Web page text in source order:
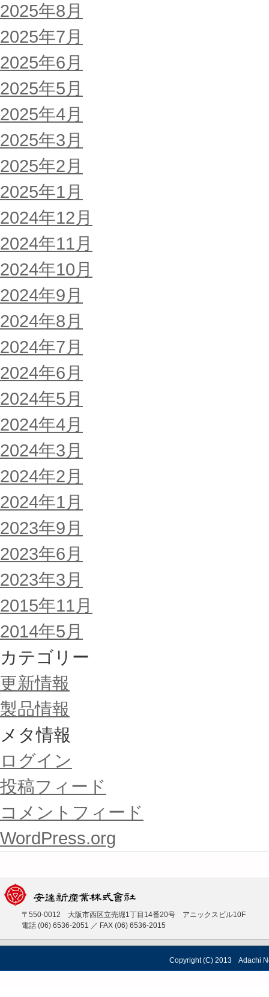
2025年8月
2025年7月
2025年6月
2025年5月
2025年4月
2025年3月
2025年2月
2025年1月
2024年12月
2024年11月
2024年10月
2024年9月
2024年8月
2024年7月
2024年6月
2024年5月
2024年4月
2024年3月
2024年2月
2024年1月
2023年9月
2023年6月
2023年3月
2015年11月
2014年5月
カテゴリー
更新情報
製品情報
メタ情報
ログイン
投稿フィード
コメントフィード
WordPress.org
〒550-0012 大阪市西区立売堀1丁目14番20号 アニックスビル10F
電話 (06) 6536-2051 ／ FAX (06) 6536-2015
Copyright (C) 2013 Adachi